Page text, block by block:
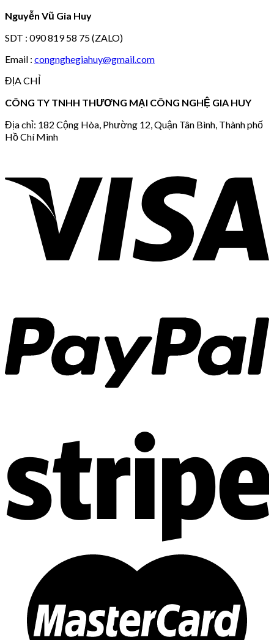
Nguyễn Vũ Gia Huy
SDT : 090 819 58 75 (ZALO)
Email : congnghegiahuy@gmail.com
ĐỊA CHỈ
CÔNG TY TNHH THƯƠNG MẠI CÔNG NGHỆ GIA HUY
Địa chỉ: 182 Cộng Hòa, Phường 12, Quận Tân Bình, Thành phố
Hồ Chí Minh